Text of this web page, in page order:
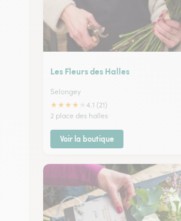
Les Fleurs des Halles
Selongey
★★★★
4.1 (21)
2 place des halles
Voir la boutique